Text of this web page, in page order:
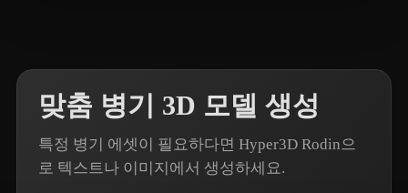
맞춤 병기 3D 모델 생성
특정 병기 에셋이 필요하다면 Hyper3D Rodin으
로 텍스트나 이미지에서 생성하세요.